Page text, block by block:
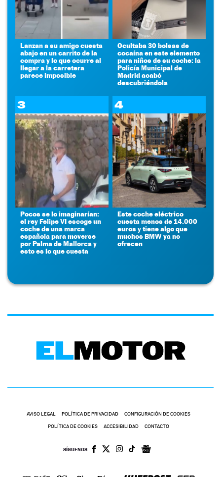
Lanzan a su amigo cuesta
abajo en un carrito de la
compra y lo que ocurre al
llegar a la carretera
parece imposible
Ocultaba 30 bolsas de
cocaína en este elemento
para niños de su coche: la
Policía Municipal de
Madrid acabó
descubriéndola
3
Pocos se lo imaginarían:
el rey Felipe VI escoge un
coche de una marca
española para moverse
por Palma de Mallorca y
esto es lo que cuesta
4
Este coche eléctrico
cuesta menos de 14.000
euros y tiene algo que
muchos BMW ya no
ofrecen
AVISO LEGAL POLÍTICA DE PRIVACIDAD CONFIGURACIÓN DE COOKIES
POLÍTICA DE COOKIES ACCESIBILIDAD CONTACTO
SÍGUENOS: